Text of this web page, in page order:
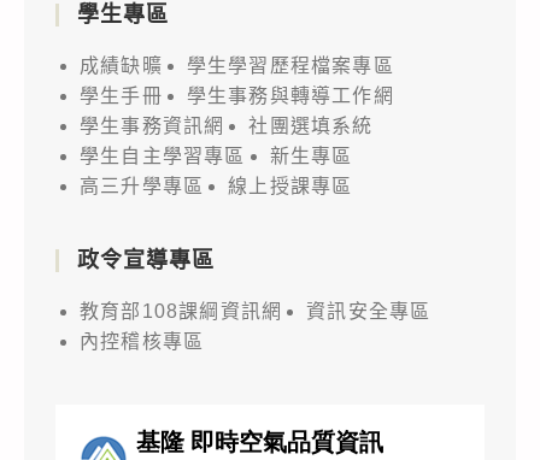
學生專區
成績缺曠
學生學習歷程檔案專區
學生手冊
學生事務與轉導工作網
學生事務資訊網
社團選填系統
學生自主學習專區
新生專區
高三升學專區
線上授課專區
政令宣導專區
教育部108課綱資訊網
資訊安全專區
內控稽核專區